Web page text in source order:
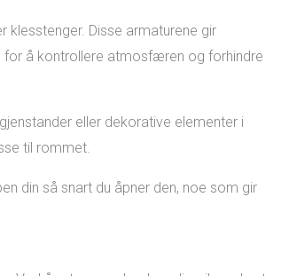
klesstenger. Disse armaturene gir
for å kontrollere atmosfæren og forhindre
eller dekorative elementer i
til rommet.
din så snart du åpner den, noe som gir